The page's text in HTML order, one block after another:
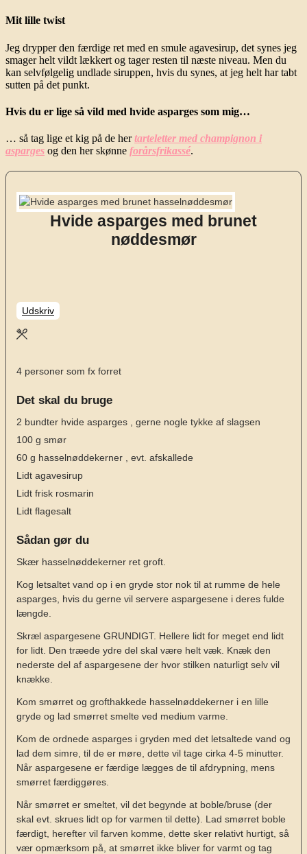
Mit lille twist
Jeg drypper den færdige ret med en smule agavesirup, det synes jeg
smager helt vildt lækkert og tager resten til næste niveau. Men du
kan selvfølgelig undlade siruppen, hvis du synes, at jeg helt har tabt
sutten på det punkt.
Hvis du er lige så vild med hvide asparges som mig…
… så tag lige et kig på de hertarteletter med champignon i
asparges og den her skønne forårsfrikassé.
Hvide asparges med brunet
nøddesmør
Udskriv
4 personer som fx forret
Det skal du bruge
2 bundter hvide asparges
, gerne nogle tykke af slagsen
100 g smør
60 g hasselnøddekerner
, evt. afskallede
Lidt agavesirup
Lidt frisk rosmarin
Lidt flagesalt
Sådan gør du
Skær hasselnøddekerner ret groft.
Kog letsaltet vand op i en gryde stor nok til at rumme de hele
asparges, hvis du gerne vil servere aspargesene i deres fulde
længde.
Skræl aspargesene GRUNDIGT. Hellere lidt for meget end lidt
for lidt. Den træede ydre del skal være helt væk. Knæk den
nederste del af aspargesene der hvor stilken naturligt selv vil
knække.
Kom smørret og grofthakkede hasselnøddekerner i en lille
gryde og lad smørret smelte ved medium varme.
Kom de ordnede asparges i gryden med det letsaltede vand og
lad dem simre, til de er møre, dette vil tage cirka 4-5 minutter.
Når aspargesene er færdige lægges de til afdrypning, mens
smørret færdiggøres.
Når smørret er smeltet, vil det begynde at boble/bruse (der
skal evt. skrues lidt op for varmen til dette). Lad smørret boble
færdigt, herefter vil farven komme, dette sker relativt hurtigt, så
vær opmærksom på, at smørret ikke bliver for varmt og tag